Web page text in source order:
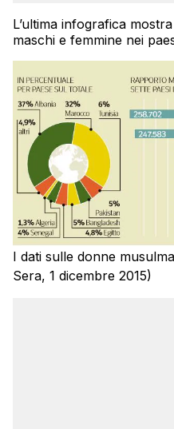
L’ultima infografica
maschi e femmine nei
I dati sulle donne
Sera, 1 dicembre 2015)